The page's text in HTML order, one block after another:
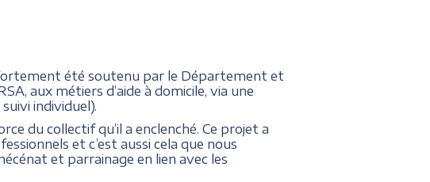
été soutenu par le Département et
aux métiers d’aide à domicile, via une
individuel).
du collectif qu’il a enclenché. Ce projet a
et c’est aussi cela que nous
et parrainage en lien avec les